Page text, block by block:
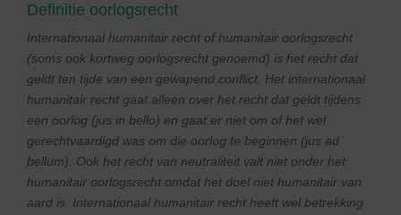
Definitie oorlogsrecht
Internationaal humanitair recht of humanitair oorlogsrecht
(soms ook kortweg oorlogsrecht genoemd) is het recht dat
geldt ten tijde van een gewapend conflict. Het internationaal
humanitair recht gaat alleen over het recht dat geldt tijdens
een oorlog (jus in bello) en gaat er niet om of het wel
gerechtvaardigd was om die oorlog te beginnen (jus ad
bellum). Ook het recht van neutraliteit valt niet onder het
humanitair oorlogsrecht omdat het doel niet humanitair van
aard is. Internationaal humanitair recht heeft wel betrekking